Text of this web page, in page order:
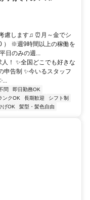
慮します♫ ⏰月～金でシ
） ※週9時間以上の稼働を
日のみの週...
！ ✨全国どこでも好きな
申告制 ✨今いるスタッフ
問
即日勤務OK
ンクOK 長期歓迎
シフト制
げOK 髪型・髪色自由